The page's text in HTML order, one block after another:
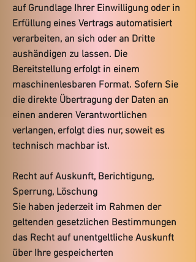
auf Grundlage Ihrer Einwilligung oder in
Erfüllung eines Vertrags automatisiert
verarbeiten, an sich oder an Dritte
aushändigen zu lassen. Die
Bereitstellung erfolgt in einem
maschinenlesbaren Format. Sofern Sie
die direkte Übertragung der Daten an
einen anderen Verantwortlichen
verlangen, erfolgt dies nur, soweit es
technisch machbar ist.
Recht auf Auskunft, Berichtigung,
Sperrung, Löschung
Sie haben jederzeit im Rahmen der
geltenden gesetzlichen Bestimmungen
das Recht auf unentgeltliche Auskunft
über Ihre gespeicherten